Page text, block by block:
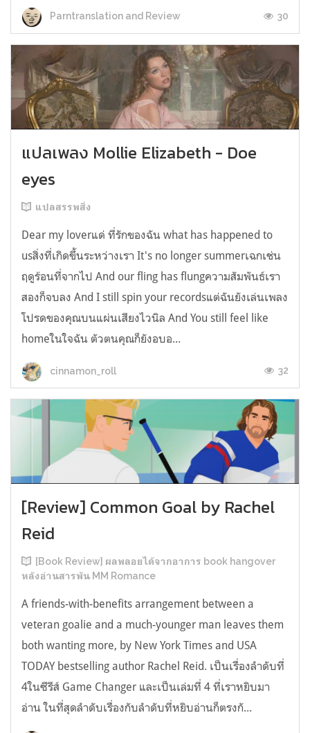
Parntranslation and Review 30
แปลเพลง Mollie Elizabeth - Doe
eyes
แปลสรรพสิ่ง
Dear my loverแด่ ที่รักของฉัน what has happened to
usสิ่งที่เกิดขึ้นระหว่างเรา It's no longer summerเฉกเช่น
ฤดูร้อนที่จากไป And our fling has flungความสัมพันธ์เรา
สองก็จบลง And I still spin your recordsแต่ฉันยังเล่นเพลง
โปรดของคุณบนแผ่นเสียงไวนิล And You still feel like
homeในใจฉัน ตัวตนคุณก็ยังอบอ...
cinnamon_roll 32
[Review] Common Goal by Rachel
Reid
[Book Review] ผลพลอยได้จากอาการ book hangover
หลังอ่านสารพัน MM Romance
A friends-with-benefits arrangement between a
veteran goalie and a much-younger man leaves them
both wanting more, by New York Times and USA
TODAY bestselling author Rachel Reid. เป็นเรื่องลำดับที่
4ในซีรีส์ Game Changer และเป็นเล่มที่ 4 ที่เราหยิบมา
อ่าน ในที่สุดลำดับเรื่องกับลำดับที่หยิบอ่านก็ตรงกั...